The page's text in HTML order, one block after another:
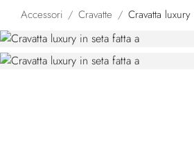
Accessori Cravatte Cravatta